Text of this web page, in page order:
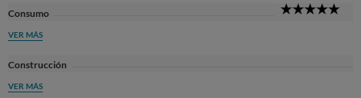
Consumo
VER MÁS
Construcción
VER MÁS